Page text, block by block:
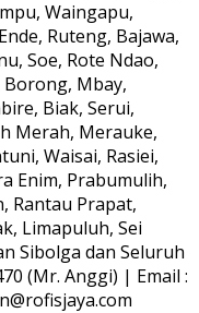
Waingapu,
Ruteng, Bajawa,
Soe, Rote Ndao,
Borong, Mbay,
Biak, Serui,
Merah, Merauke,
Waisai, Rasiei,
Enim, Prabumulih,
Rantau Prapat,
Limapuluh, Sei
Sibolga dan Seluruh
(Mr. Anggi) | Email :